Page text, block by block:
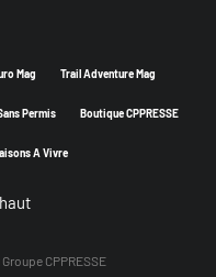
Mag Trail Adventure Mag
Permis Boutique CPPRESSE
A Vivre
Groupe CPPRESSE